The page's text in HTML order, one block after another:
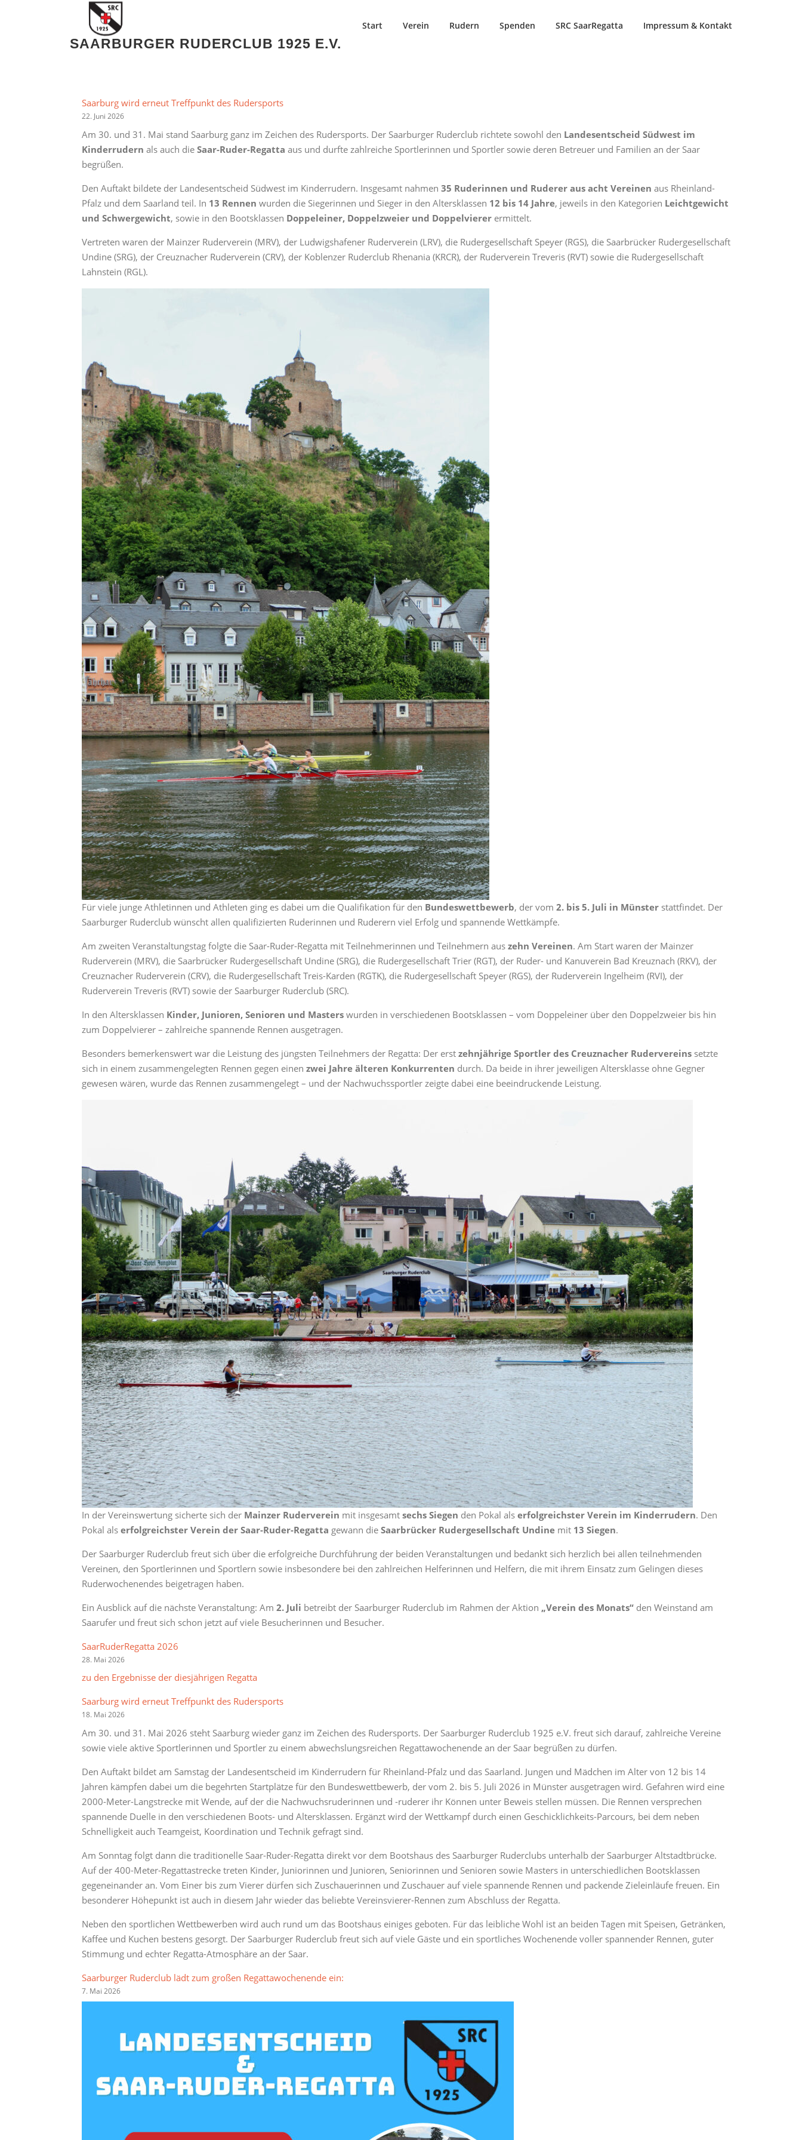
SAARBURGER RUDERCLUB 1925 E.V.
Start Verein Rudern Spenden SRC SaarRegatta Impressum & Kontakt
Saarburg wird erneut Treffpunkt des Rudersports
22. Juni 2026
Am 30. und 31. Mai stand Saarburg ganz im Zeichen des Rudersports. Der Saarburger Ruderclub richtete sowohl den Landesentscheid Südwest im
Kinderrudern als auch die Saar-Ruder-Regatta aus und durfte zahlreiche Sportlerinnen und Sportler sowie deren Betreuer und Familien an der Saar
begrüßen.
Den Auftakt bildete der Landesentscheid Südwest im Kinderrudern. Insgesamt nahmen 35 Ruderinnen und Ruderer aus acht Vereinen aus Rheinland-
Pfalz und dem Saarland teil. In 13 Rennen wurden die Siegerinnen und Sieger in den Altersklassen 12 bis 14 Jahre, jeweils in den Kategorien Leichtgewicht
und Schwergewicht, sowie in den Bootsklassen Doppeleiner, Doppelzweier und Doppelvierer ermittelt.
Vertreten waren der Mainzer Ruderverein (MRV), der Ludwigshafener Ruderverein (LRV), die Rudergesellschaft Speyer (RGS), die Saarbrücker Rudergesellschaft
Undine (SRG), der Creuznacher Ruderverein (CRV), der Koblenzer Ruderclub Rhenania (KRCR), der Ruderverein Treveris (RVT) sowie die Rudergesellschaft
Lahnstein (RGL).
Für viele junge Athletinnen und Athleten ging es dabei um die Qualifikation für den Bundeswettbewerb, der vom 2. bis 5. Juli in Münster stattfindet. Der
Saarburger Ruderclub wünscht allen qualifizierten Ruderinnen und Ruderern viel Erfolg und spannende Wettkämpfe.
Am zweiten Veranstaltungstag folgte die Saar-Ruder-Regatta mit Teilnehmerinnen und Teilnehmern aus zehn Vereinen. Am Start waren der Mainzer
Ruderverein (MRV), die Saarbrücker Rudergesellschaft Undine (SRG), die Rudergesellschaft Trier (RGT), der Ruder- und Kanuverein Bad Kreuznach (RKV), der
Creuznacher Ruderverein (CRV), die Rudergesellschaft Treis-Karden (RGTK), die Rudergesellschaft Speyer (RGS), der Ruderverein Ingelheim (RVI), der
Ruderverein Treveris (RVT) sowie der Saarburger Ruderclub (SRC).
In den Altersklassen Kinder, Junioren, Senioren und Masters wurden in verschiedenen Bootsklassen – vom Doppeleiner über den Doppelzweier bis hin
zum Doppelvierer – zahlreiche spannende Rennen ausgetragen.
Besonders bemerkenswert war die Leistung des jüngsten Teilnehmers der Regatta: Der erst zehnjährige Sportler des Creuznacher Rudervereins setzte
sich in einem zusammengelegten Rennen gegen einen zwei Jahre älteren Konkurrenten durch. Da beide in ihrer jeweiligen Altersklasse ohne Gegner
gewesen wären, wurde das Rennen zusammengelegt – und der Nachwuchssportler zeigte dabei eine beeindruckende Leistung.
In der Vereinswertung sicherte sich der Mainzer Ruderverein mit insgesamt sechs Siegen den Pokal als erfolgreichster Verein im Kinderrudern. Den
Pokal als erfolgreichster Verein der Saar-Ruder-Regatta gewann die Saarbrücker Rudergesellschaft Undine mit 13 Siegen.
Der Saarburger Ruderclub freut sich über die erfolgreiche Durchführung der beiden Veranstaltungen und bedankt sich herzlich bei allen teilnehmenden
Vereinen, den Sportlerinnen und Sportlern sowie insbesondere bei den zahlreichen Helferinnen und Helfern, die mit ihrem Einsatz zum Gelingen dieses
Ruderwochenendes beigetragen haben.
Ein Ausblick auf die nächste Veranstaltung: Am 2. Juli betreibt der Saarburger Ruderclub im Rahmen der Aktion „Verein des Monats“ den Weinstand am
Saarufer und freut sich schon jetzt auf viele Besucherinnen und Besucher.
SaarRuderRegatta 2026
28. Mai 2026
zu den Ergebnisse der diesjährigen Regatta
Saarburg wird erneut Treffpunkt des Rudersports
18. Mai 2026
Am 30. und 31. Mai 2026 steht Saarburg wieder ganz im Zeichen des Rudersports. Der Saarburger Ruderclub 1925 e.V. freut sich darauf, zahlreiche Vereine
sowie viele aktive Sportlerinnen und Sportler zu einem abwechslungsreichen Regattawochenende an der Saar begrüßen zu dürfen.
Den Auftakt bildet am Samstag der Landesentscheid im Kinderrudern für Rheinland-Pfalz und das Saarland. Jungen und Mädchen im Alter von 12 bis 14
Jahren kämpfen dabei um die begehrten Startplätze für den Bundeswettbewerb, der vom 2. bis 5. Juli 2026 in Münster ausgetragen wird. Gefahren wird eine
2000-Meter-Langstrecke mit Wende, auf der die Nachwuchsruderinnen und -ruderer ihr Können unter Beweis stellen müssen. Die Rennen versprechen
spannende Duelle in den verschiedenen Boots- und Altersklassen. Ergänzt wird der Wettkampf durch einen Geschicklichkeits-Parcours, bei dem neben
Schnelligkeit auch Teamgeist, Koordination und Technik gefragt sind.
Am Sonntag folgt dann die traditionelle Saar-Ruder-Regatta direkt vor dem Bootshaus des Saarburger Ruderclubs unterhalb der Saarburger Altstadtbrücke.
Auf der 400-Meter-Regattastrecke treten Kinder, Juniorinnen und Junioren, Seniorinnen und Senioren sowie Masters in unterschiedlichen Bootsklassen
gegeneinander an. Vom Einer bis zum Vierer dürfen sich Zuschauerinnen und Zuschauer auf viele spannende Rennen und packende Zieleinläufe freuen. Ein
besonderer Höhepunkt ist auch in diesem Jahr wieder das beliebte Vereinsvierer-Rennen zum Abschluss der Regatta.
Neben den sportlichen Wettbewerben wird auch rund um das Bootshaus einiges geboten. Für das leibliche Wohl ist an beiden Tagen mit Speisen, Getränken,
Kaffee und Kuchen bestens gesorgt. Der Saarburger Ruderclub freut sich auf viele Gäste und ein sportliches Wochenende voller spannender Rennen, guter
Stimmung und echter Regatta-Atmosphäre an der Saar.
Saarburger Ruderclub lädt zum großen Regattawochenende ein:
7. Mai 2026